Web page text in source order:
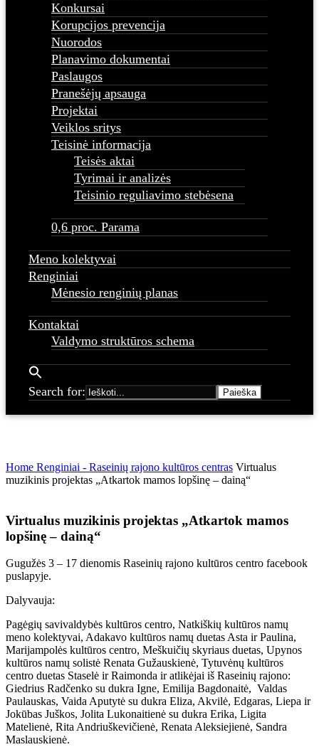
Konkursai
Korupcijos prevencija
Nuorodos
Planavimo dokumentai
Paslaugos
Pranešėjų apsauga
Projektai
Veiklos sritys
Teisinė informacija
Teisės aktai
Tyrimai ir analizės
Teisinio reguliavimo stebėsena
0,6 proc. Parama
Meno kolektyvai
Renginiai
Mėnesio renginių planas
Kontaktai
Valdymo struktūros schema
Search for:
Home Renginiai - Raseinių rajono kultūros centras Virtualus
muzikinis projektas „Atkartok mamos lopšinę – dainą“
Virtualus muzikinis projektas „Atkartok mamos
lopšinę – dainą“
Gugužės 3 – 17 dienomis Raseinių rajono kultūros centro facebook
puslapyje.
Dalyvauja:
Pagėgių savivaldybės kultūros centro, Natkiškių kultūros namų
meno kolektyvai, Adakavo kultūros namų duetas Asta ir Paulina,
Marijampolės kultūros centro, Meškuičių skyriaus duetas, Upynos
kultūros namų solistė Renata Gužauskienė, Tytuvėnų kultūros
centro duetas Staselė ir Raimonda ir atlikėjai iš Raseinių rajono:
Giedrius Radčenko su dukra Igne, Emilija Bagdonaitė, Valdas
Paulauskas, Vaida Aputytė su dukra Eliza, Akvilė, Edgaras, Liepa ir
Jokūbas Juškos, Jolita Lukonaitienė su dukra Erika, Ligita
Matelienė, Rita Andriuškevičienė, Renata Aleksiejienė, Sandra
Maslauskienė.